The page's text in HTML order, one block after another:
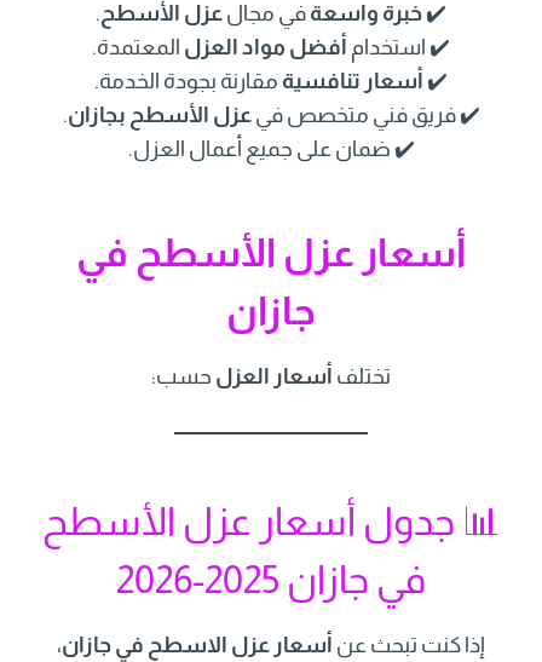
✔️ خبرة واسعة في مجال عزل الأسطح.
✔️ استخدام أفضل مواد العزل المعتمدة.
✔️ أسعار تنافسية مقارنة بجودة الخدمة.
✔️ فريق فني متخصص فيعزل الأسطح بجازان.
✔️ ضمان على جميع أعمال العزل.
أسعار عزل الأسطح في
جازان
تختلف أسعار العزل حسب:
📊 جدول أسعار عزل الأسطح
في جازان 2025-2026
إذا كنت تبحث عن أسعار عزل الاسطح في جازان،